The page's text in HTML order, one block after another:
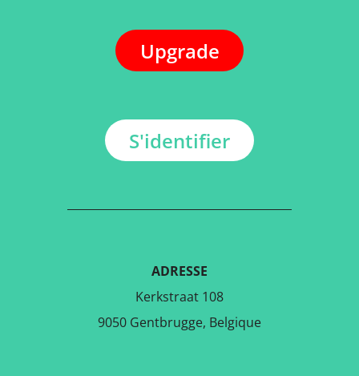
Upgrade
S'identifier
ADRESSE
Kerkstraat 108
9050 Gentbrugge, Belgique